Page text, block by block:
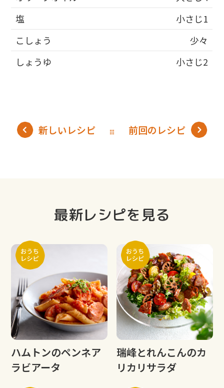
塩
小さじ1
こしょう
少々
しょうゆ
小さじ2
新しいレシピ 前回のレシピ
最新レシピを見る
ハムトンのペンネア
ラビアータ
瑞峰とれんこんのカ
リカリサラダ